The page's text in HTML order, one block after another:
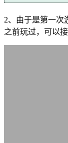
2、由于是第一次
之前玩过，可以